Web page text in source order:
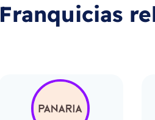
Franquicias